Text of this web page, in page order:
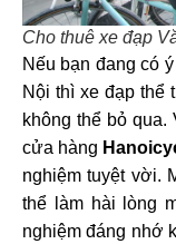
Cho thuê xe đạp
Nếu bạn đang có
Nội thì xe đạp thể
không thể bỏ
cửa hàng
nghiệm tuyệt vời.
thể làm hài lòng
nghiệm đáng nhớ